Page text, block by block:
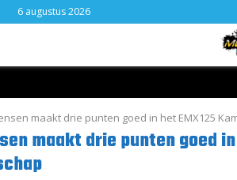
6 augustus 2026
maakt drie punten goed in het EMX125
maakt drie punten goed